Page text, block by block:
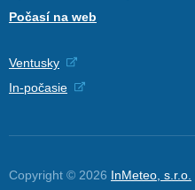
Počasí na web
Ventusky
In-počasie
Copyright © 2026 InMeteo, s.r.o.